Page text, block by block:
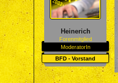
Heinerich
Forenmitglied
ModeratorIn
BFD - Vorstand